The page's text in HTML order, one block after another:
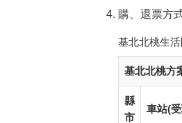
購、退票方
基北北桃生
基北北桃方
縣
市
車站(